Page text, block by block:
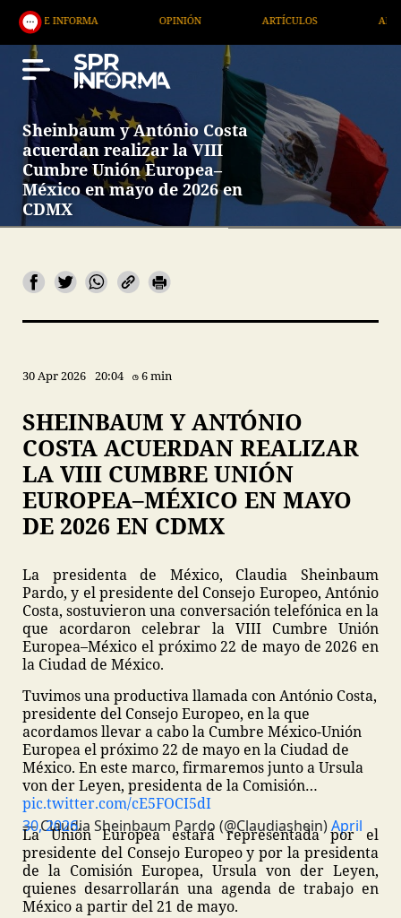
INFORMA ARTÍCULOS ARTE /
Sheinbaum y António Costa
acuerdan realizar la VIII
Cumbre Unión Europea–
México en mayo de 2026 en
CDMX
30 Apr 2026 20:04 6 min
SHEINBAUM Y ANTÓNIO
COSTA ACUERDAN REALIZAR
LA VIII CUMBRE UNIÓN
EUROPEA–MÉXICO EN MAYO
DE 2026 EN CDMX
La presidenta de México, Claudia Sheinbaum
Pardo, y el presidente del Consejo Europeo, António
Costa, sostuvieron una conversación telefónica en la
que acordaron celebrar la VIII Cumbre Unión
Europea–México el próximo 22 de mayo de 2026 en
la Ciudad de México.
Tuvimos una productiva llamada con António Costa,
presidente del Consejo Europeo, en la que
acordamos llevar a cabo la Cumbre México-Unión
Europea el próximo 22 de mayo en la Ciudad de
México. En este marco, firmaremos junto a Ursula
von der Leyen, presidenta de la Comisión…
pic.twitter.com/cE5FOCI5dI
— Claudia Sheinbaum Pardo (@Claudiashein)
April 30, 2026
La Unión Europea estará representada por el
presidente del Consejo Europeo y por la presidenta
de la Comisión Europea, Ursula von der Leyen,
quienes desarrollarán una agenda de trabajo en
México a partir del 21 de mayo.